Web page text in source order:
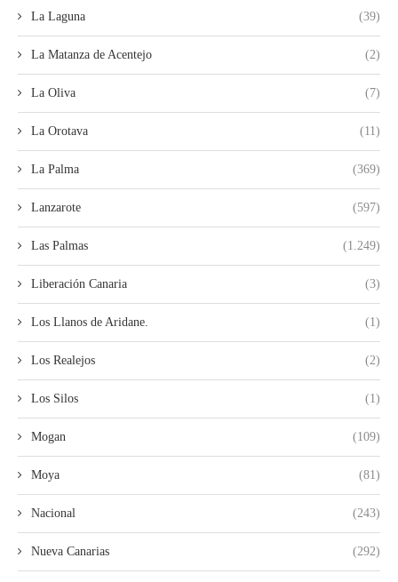
La Laguna (39)
La Matanza de Acentejo (2)
La Oliva (7)
La Orotava (11)
La Palma (369)
Lanzarote (597)
Las Palmas (1.249)
Liberación Canaria (3)
Los Llanos de Aridane. (1)
Los Realejos (2)
Los Silos (1)
Mogan (109)
Moya (81)
Nacional (243)
Nueva Canarias (292)